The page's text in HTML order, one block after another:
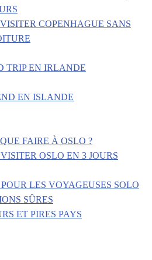
COPENHAGUE SANS
TRIP EN IRLANDE
EN ISLANDE
FAIRE À OSLO ?
OSLO EN 3 JOURS
LES VOYAGEUSES SOLO
SÛRES
ET PIRES PAYS